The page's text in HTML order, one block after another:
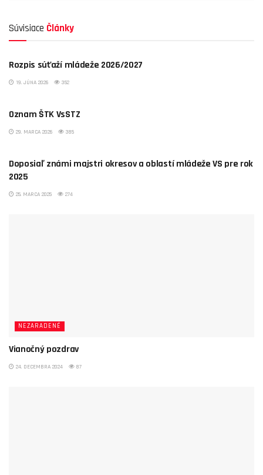
Súvisiace Články
NEZARADENÉ
Rozpis súťaží mládeže 2026/2027
19. JÚNA 2026 352
Oznam ŠTK VsSTZ
29. MARCA 2026 385
Doposiaľ známi majstri okresov a oblastí mládeže VS pre rok
2025
25. MARCA 2025 274
NEZARADENÉ
Vianočný pozdrav
24. DECEMBRA 2024 87